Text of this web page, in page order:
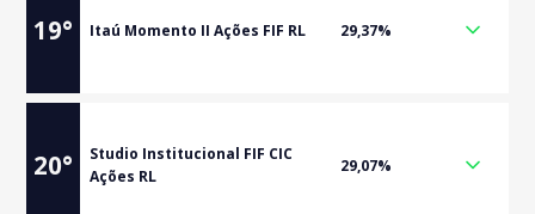
19° Itaú Momento II Ações FIF RL 29,37%
20°
Studio Institucional FIF CIC
Ações RL
29,07%